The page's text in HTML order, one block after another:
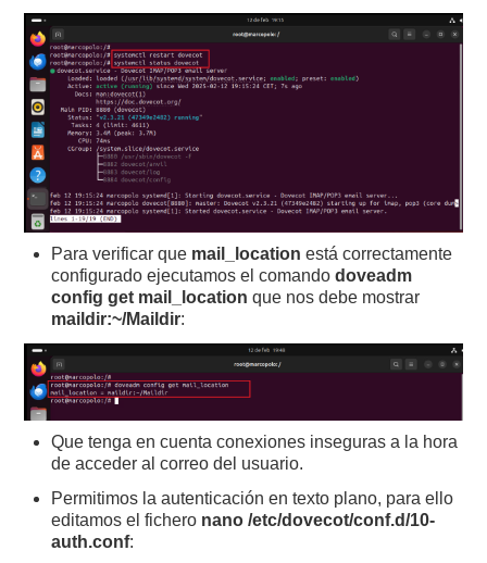
Para verificar que mail_location está correctamente
configurado ejecutamos el comandodoveadm
config get mail_locationque nos debe mostrar
maildir:~/Maildir:
Que tenga en cuenta conexiones inseguras a la hora
de acceder al correo del usuario.
Permitimos la autenticación en texto plano, para ello
editamos el fichero nano /etc/dovecot/conf.d/10-
auth.conf: